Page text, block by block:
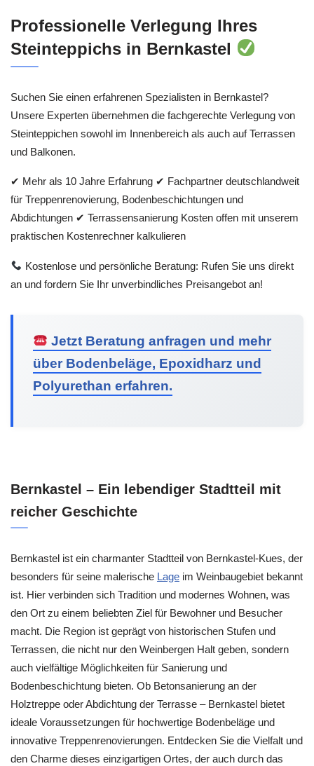
Professionelle Verlegung Ihres
Steinteppichs in Bernkastel
Suchen Sie einen erfahrenen Spezialisten in Bernkastel?
Unsere Experten übernehmen die fachgerechte Verlegung von
Steinteppichen sowohl im Innenbereich als auch auf Terrassen
und Balkonen.
✔ Mehr als 10 Jahre Erfahrung ✔ Fachpartner deutschlandweit
für Treppenrenovierung, Bodenbeschichtungen und
Abdichtungen ✔ Terrassensanierung Kosten offen mit unserem
praktischen Kostenrechner kalkulieren
Kostenlose und persönliche Beratung: Rufen Sie uns direkt
an und fordern Sie Ihr unverbindliches Preisangebot an!
Jetzt Beratung anfragen und mehr
über Bodenbeläge, Epoxidharz und
Polyurethan erfahren.
Bernkastel – Ein lebendiger Stadtteil mit
reicher Geschichte
Bernkastel ist ein charmanter Stadtteil von Bernkastel-Kues, der
besonders für seine malerische Lage im Weinbaugebiet bekannt
ist. Hier verbinden sich Tradition und modernes Wohnen, was
den Ort zu einem beliebten Ziel für Bewohner und Besucher
macht. Die Region ist geprägt von historischen Stufen und
Terrassen, die nicht nur den Weinbergen Halt geben, sondern
auch vielfältige Möglichkeiten für Sanierung und
Bodenbeschichtung bieten. Ob Betonsanierung an der
Holztreppe oder Abdichtung der Terrasse – Bernkastel bietet
ideale Voraussetzungen für hochwertige Bodenbeläge und
innovative Treppenrenovierungen. Entdecken Sie die Vielfalt und
den Charme dieses einzigartigen Ortes, der auch durch das